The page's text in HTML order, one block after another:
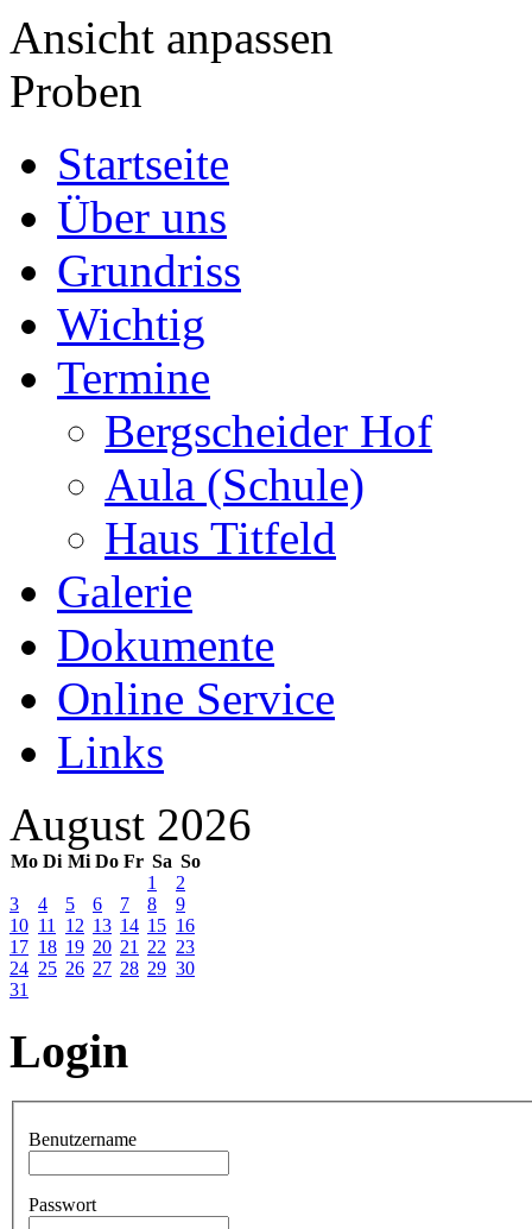
Ansicht anpassen
Proben
Startseite
Über uns
Grundriss
Wichtig
Termine
Bergscheider Hof
Aula (Schule)
Haus Titfeld
Galerie
Dokumente
Online Service
Links
August 2026
Mo Di Mi Do Fr Sa So
1
2
3
4 5 6 7 8
9
10 11 12 13 14 15 16
17 18 19 20 21 22 23
24 25 26 27 28 29 30
31
Login
Benutzername
Passwort